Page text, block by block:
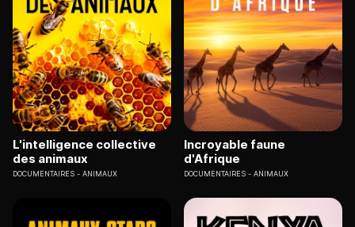
L'intelligence collective
des animaux
DOCUMENTAIRES ANIMAUX
Incroyable faune
d'Afrique
DOCUMENTAIRES ANIMAUX